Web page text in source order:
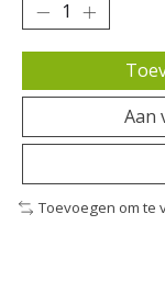
Aan
Toevoegen om te